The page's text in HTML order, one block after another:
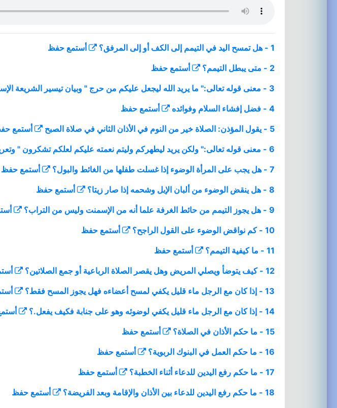
1 - هل تمسح اليد في التيمم إلى الكف أو إلى المرفق؟ أستمع حفظ
2 - متى يبطل التيمم؟
أستمع حفظ
3 - معنى قوله تعالى:" ما يريد الله ليجعل عليكم من حرج " وبيان تيسير الشريعة الإسلامية
4 - فضل إفشاء السلام وفوائده
أستمع حفظ
5 - يقول المؤذن: الصلاة خير من النوم في الأذان الثاني في صلاة الصبح
أستمع
6 - معنى قوله تعالى:" ولكن يريد ليطهركم وليتم نعمته عليكم لعلكم تشكرون " وتعريف الشكر وأركانه.
7 - هل يجب على المرأة الوضوء إذا غسلت طفلها من الغائط والبول؟
أستمع حفظ
8 - هل ينقض الوضوء من ألبان الإبل وشحمه إذا صار زيتا؟
أستمع حفظ
9 - هل يجوز التيمم من حائط الغرفة علما أنه من الإسمنت وليس من التراب؟
10 - كم نواقض الوضوء على القول الراجح؟
أستمع حفظ
11 - ما كيفية التيمم؟
أستمع حفظ
12 - كيف يتوضأ ويصلي المريض وهل يقصر الصلاة الرباعية أو جمع الصلاتين؟
13 - إذا كان مع الرجل ماء قليل يكفي لمسح أعضاءه فهل يجوز المسح فقط؟
14 - إذا كان مع الرجل ماء قليل يكفي لوضوئه وهو على جنابة فكيف يفعل.؟
15 - ما حكم الأذان في الصلاة؟
أستمع حفظ
16 - ما حكم العمل في البنوك الربوية؟
أستمع حفظ
17 - ما حكم رفع اليدين للدعاء أثناء الخطبة؟
أستمع حفظ
18 - ما حكم رفع اليدين للدعاء بين الأذان والإقامة وبعد الفريضة؟
أستمع حفظ